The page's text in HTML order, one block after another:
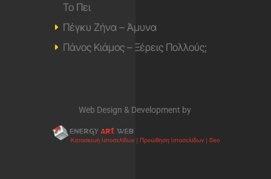
Το Πει
Πέγκυ Ζήνα – Άμυνα
Πάνος Κιάμος – Ξέρεις Πολλούς;
Web Design & Development by